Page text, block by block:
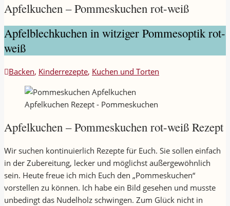
Apfelkuchen – Pommeskuchen rot-weiß
Apfelblechkuchen in witziger Pommesoptik rot-
weiß
Backen, Kinderrezepte, Kuchen und Torten
Apfelkuchen Rezept - Pommeskuchen
Apfelkuchen – Pommeskuchen rot-weiß Rezept
Wir suchen kontinuierlich Rezepte für Euch. Sie sollen einfach
in der Zubereitung, lecker und möglichst außergewöhnlich
sein. Heute freue ich mich Euch den „Pommeskuchen“
vorstellen zu können. Ich habe ein Bild gesehen und musste
unbedingt das Nudelholz schwingen. Zum Glück nicht in